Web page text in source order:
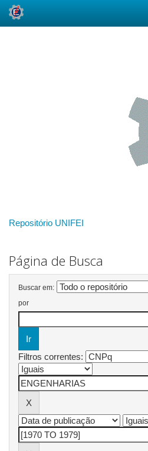
Repositório UNIFEI
Página de Busca
Buscar em:
por
Filtros correntes: